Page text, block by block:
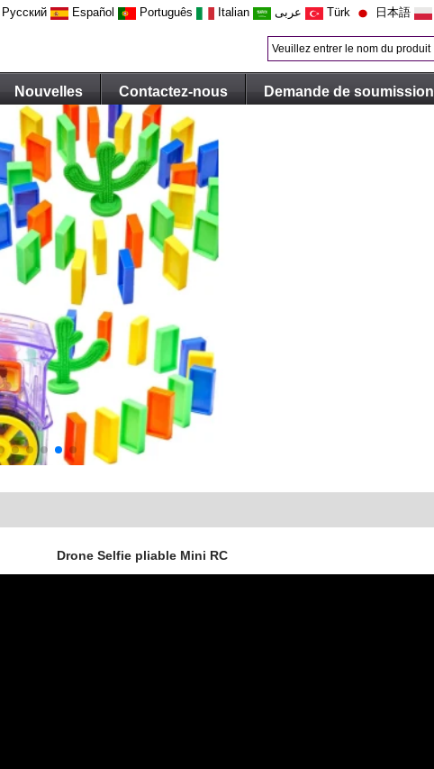
Русский Español Português Italian عربى Türk 日本語
Nouvelles Contactez-nous Demande de soumission
Drone Selfie pliable Mini RC